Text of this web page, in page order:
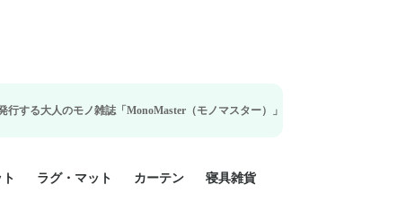
誌「MonoMaster（モノマスター）」の疲労回復・睡眠の向上特集に当社のリ
ラグ・マット カーテン 寝具雑貨